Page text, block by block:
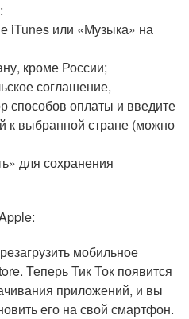
iTunes или «Музыка» на
кроме России;
соглашение,
способов оплаты и введите
к выбранной стране (можно
для сохранения
мобильное
Теперь Тик Ток появится
приложений, и вы
его на свой смартфон.